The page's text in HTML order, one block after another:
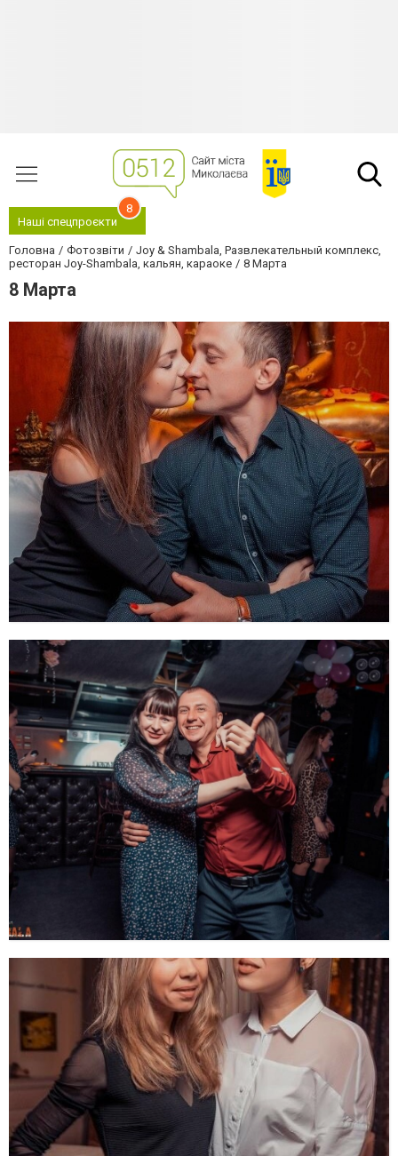
Наші спецпроєкти
8
Головна Фотозвіти
Joy & Shambala, Развлекательный комплекс,
ресторан Joy-Shambala, кальян, караоке
8 Марта
8 Марта